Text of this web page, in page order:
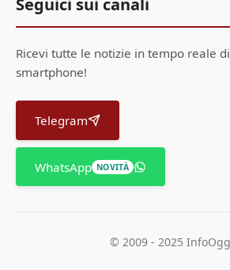
Seguici sui canali
Ricevi tutte le notizie in tempo reale
smartphone!
Telegram
WhatsApp NOVITÀ
© 2009 - 2025